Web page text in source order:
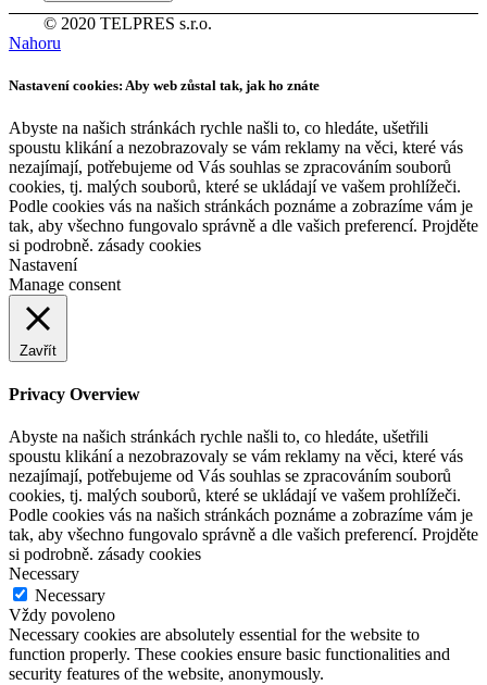
© 2020 TELPRES s.r.o.
Nahoru
Nastavení cookies: Aby web zůstal tak, jak ho znáte
Abyste na našich stránkách rychle našli to, co hledáte, ušetřili
spoustu klikání a nezobrazovaly se vám reklamy na věci, které vás
nezajímají, potřebujeme od Vás souhlas se zpracováním souborů
cookies, tj. malých souborů, které se ukládají ve vašem prohlížeči.
Podle cookies vás na našich stránkách poznáme a zobrazíme vám je
tak, aby všechno fungovalo správně a dle vašich preferencí. Projděte
si podrobně. zásady cookies
Nastavení
Manage consent
Zavřít
Privacy Overview
Abyste na našich stránkách rychle našli to, co hledáte, ušetřili
spoustu klikání a nezobrazovaly se vám reklamy na věci, které vás
nezajímají, potřebujeme od Vás souhlas se zpracováním souborů
cookies, tj. malých souborů, které se ukládají ve vašem prohlížeči.
Podle cookies vás na našich stránkách poznáme a zobrazíme vám je
tak, aby všechno fungovalo správně a dle vašich preferencí. Projděte
si podrobně. zásady cookies
Necessary
Necessary
Vždy povoleno
Necessary cookies are absolutely essential for the website to
function properly. These cookies ensure basic functionalities and
security features of the website, anonymously.